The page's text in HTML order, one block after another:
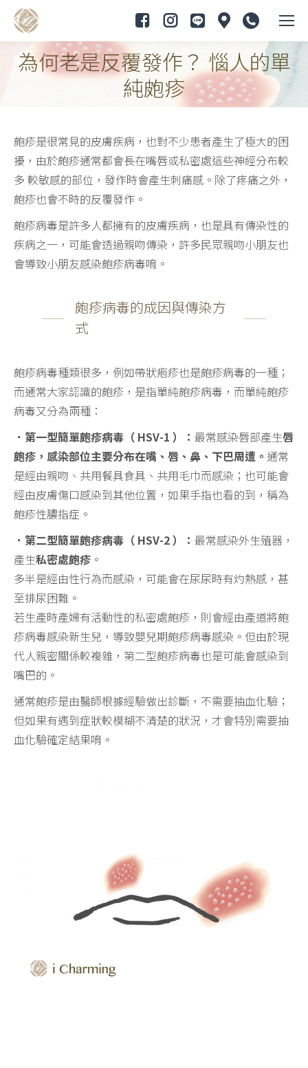
為何老是反覆發作？ 惱人的單
純皰疹
You are here:
皰疹是很常見的皮膚疾病，也對不少患者產生了極大的困
擾，由於皰疹通常都會長在嘴唇或私密處這些神經分布較
多 較敏感的部位，發作時會產生刺痛感。除了疼痛之外，
皰疹也會不時的反覆發作。
皰疹病毒是許多人都擁有的皮膚疾病，也是具有傳染性的
疾病之一，可能會透過親吻傳染，許多民眾親吻小朋友也
會導致小朋友感染皰疹病毒唷。
皰疹病毒的成因與傳染方
式
皰疹病毒種類很多，例如帶狀疱疹也是皰疹病毒的一種；
而通常大家認識的皰疹，是指單純皰疹病毒，而單純皰疹
病毒又分為兩種：
．第一型簡單皰疹病毒（ HSV-1 ）： 最常感染唇部產生唇
皰疹，感染部位主要分布在嘴、唇、鼻、下巴周遭。 通常
是經由親吻、共用餐具食具、共用毛巾而感染；也可能會
經由皮膚傷口感染到其他位置，如果手指也看的到，稱為
皰疹性膿指症。
．第二型簡單皰疹病毒（ HSV-2 ）： 最常感染外生殖器，
產生私密處皰疹 。
多半是經由性行為而感染，可能會在尿尿時有灼熱感，甚
至排尿困難。
若生產時產婦有活動性的私密處皰疹，則會經由產道將皰
疹病毒感染新生兒，導致嬰兒期皰疹病毒感染。但由於現
代人親密關係較複雜，第二型皰疹病毒也是可能會感染到
嘴巴的。
通常皰疹是由醫師根據經驗做出診斷，不需要抽血化驗；
但如果有遇到症狀較模糊不清楚的狀況，才會特別需要抽
血化驗確定結果唷。